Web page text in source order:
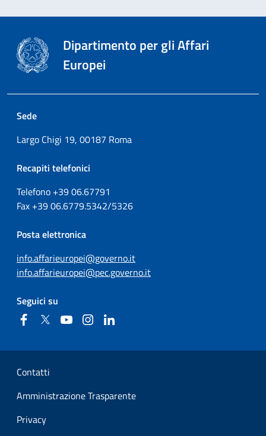
Dipartimento per gli Affari
Europei
Sede
Largo Chigi 19, 00187 Roma
Recapiti telefonici
Telefono +3906.67791
Fax +3906.6779.5342/5326
Posta elettronica
info.affarieuropei@governo.it
info.affarieuropei@pec.governo.it
Seguici su
FacebookTwitter YouTubeInstagram
Sezione Link Utili
Contatti
Amministrazione Trasparente
Privacy